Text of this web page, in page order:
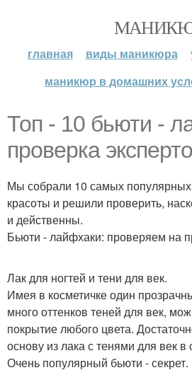
главная виды маникюра
маникюр в домашних
Топ - 10 бьюти -
проверка
Мы собрали 10 самых популярных
красоты и решили проверить,
и действенны.
Бьюти - лайфхаки: проверяем на
Лак для ногтей и тени для век.
Имея в косметичке один
много оттенков теней для век,
покрытие любого цвета.
основу из лака с тенями для век в
Очень популярный бьюти - секрет.